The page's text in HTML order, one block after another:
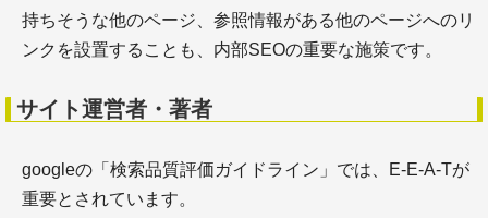
＋引用文献と引用の要件
参考文献の知識
持ちそうな他のページ、参照情報がある他のページへのリ
ンクを設置することも、内部SEOの重要な施策です。
サイト運営者・著者
googleの「検索品質評価ガイドライン」では、E-E-A-Tが
重要とされています。